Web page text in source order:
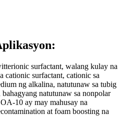
:
surfactant, walang kulay na
cationic surfactant, cationic sa
ng alkalina, natutunaw sa tubig
natutunaw sa nonpolar
10 ay may mahusay na
at foam boosting na